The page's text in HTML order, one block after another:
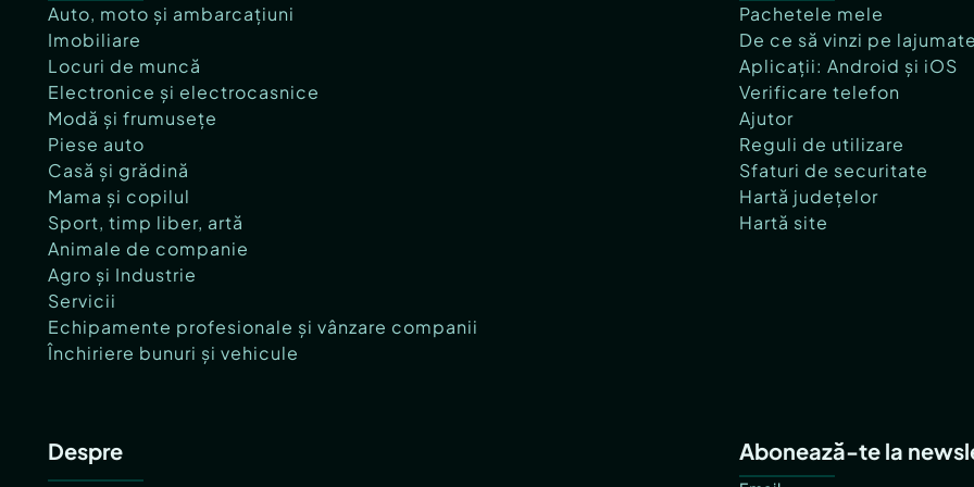
Auto, moto și ambarcațiuni
Imobiliare
Locuri de muncă
Electronice și electrocasnice
Modă și frumusețe
Piese auto
Casă și grădină
Mama și copilul
Sport, timp liber, artă
Animale de companie
Agro și Industrie
Servicii
Echipamente profesionale și vânzare companii
Închiriere bunuri și vehicule
Pachetele mele
De ce să vinzi pe
Aplicații: Android și iOS
Verificare telefon
Ajutor
Reguli de utilizare
Sfaturi de securitate
Hartă județelor
Hartă site
Despre Abonează-te la